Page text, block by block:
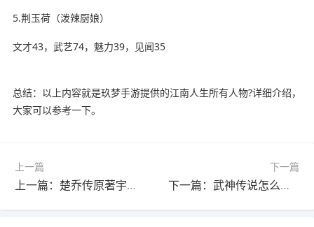
5.荆玉荷（泼辣厨娘）
文才43，武艺74，魅力39，见闻35
总结：以上内容就是玖梦手游提供的江南人生所有人物?详细介绍，
大家可以参考一下。
上一篇
上一篇：楚乔传原著宇文玥结局是什么?(楚乔传原著宇文玥结局是什么样的)
下一篇
下一篇：武神传说怎么成为首席弟子?(武神传说武神条件)